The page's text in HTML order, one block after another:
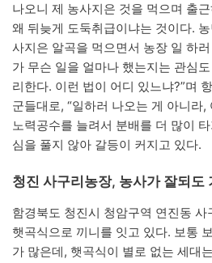
나오니 제 농사지은 것을 먹으며 출
왜 뒤늦게 도둑취급이냐는 것이다.
사지은 알곡을 먹으면서 농장 일 하
가 무슨 일을 얼마나 했는지는 관심
리한다. 이런 법이 어디 있느냐?”며
군들대로, “일하러 나오는 게 아니라
노력공수를 늘려서 분배를 더 많이
심을 풀지 않아 갈등이 커지고 있다.
청진 사구리농장, 농사가 잘되도
함경북도 청진시 청암구역 연진동
햇곡식으로 끼니를 잇고 있다. 보통
가 많은데, 햇곡식이 별로 없는 세대